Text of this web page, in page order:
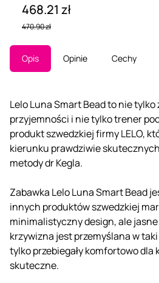
468.21 zł
470.90 zł
Opis Opinie Cechy
Lelo Luna Smart Bead to nie tylko
przyjemności i nie tylko trener
produkt szwedzkiej firmy LELO,
kierunku prawdziwie
metody dr Kegla.
Zabawka Lelo Luna Smart Bead
innych produktów szwedzkiej
minimalistyczny design, ale
krzywizna jest przemyślana w
tylko przebiegały komfortowo dla
skuteczne.